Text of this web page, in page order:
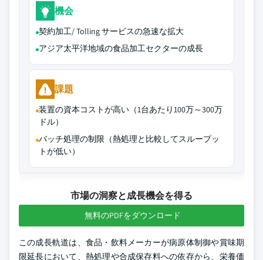
機会
契約加工/ Tolling サービスの急速な拡大
アジア太平洋地域の食品加工セクターの成長
課題
装置の資本コストが高い（1台あたり100万～300万
ドル）
バッチ処理の制限（熱処理と比較してスループッ
トが低い）
市場の洞察と成長機会を得る
無料のPDFをダウンロード
この成長軌道は、食品・飲料メーカーが病原体制御や賞味期
限延長において、熱処理や合成保存料への依存から、栄養価